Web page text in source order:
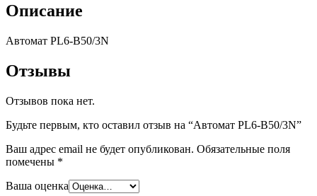
Описание
Автомат PL6-B50/3N
Отзывы
Отзывов пока нет.
Будьте первым, кто оставил отзыв на “Автомат PL6-B50/3N”
Ваш адрес email не будет опубликован. Обязательные поля
помечены *
Ваша оценка